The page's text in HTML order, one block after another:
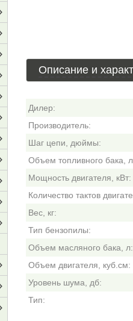
Описание и
Дилер:
Производитель:
Шаг цепи, дюймы:
Объем топливного бака,
Мощность двигателя, кВт:
Количество тактов
Вес, кг:
Тип бензопилы:
Объем масляного бака, л:
Объем двигателя, куб.см:
Уровень шума, дб:
Тип: